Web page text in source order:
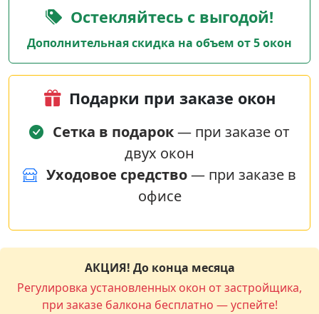
Остекляйтесь с выгодой!
Дополнительная скидка на объем от 5 окон
Подарки при заказе окон
Сетка в подарок— при заказе от
двух окон
Уходовое средство— при заказе в
офисе
АКЦИЯ! До конца месяца
Регулировка установленных окон от застройщика,
при заказе балкона бесплатно — успейте!